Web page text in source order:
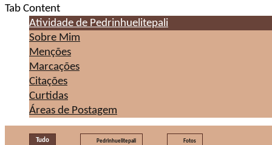
Tab Content
Atividade de Pedrinhuelitepali
Sobre Mim
Menções
Marcações
Citações
Curtidas
Áreas de Postagem
Tudo Pedrinhuelitepali Fotos